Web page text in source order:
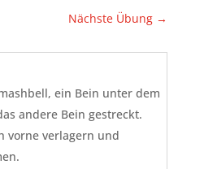
Nächste Übung →
ein Bein unter dem
andere Bein gestreckt.
vorne verlagern und